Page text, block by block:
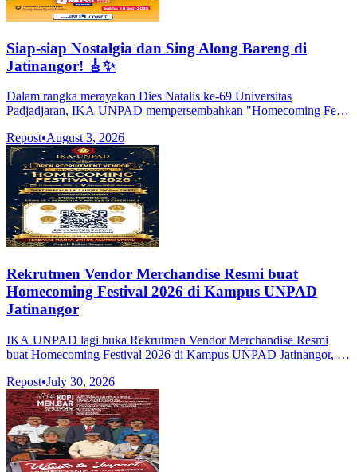
Siap-siap Nostalgia dan Sing Along Bareng di
Jatinangor! 🎸✨
Dalam rangka merayakan Dies Natalis ke-69 Universitas
Padjadjaran, IKA UNPAD mempersembahkan "Homecoming Fest:
dimeriahkan oleh jajaran mus
Repost•August 3, 2026
Rekrutmen Vendor Merchandise Resmi buat
Homecoming Festival 2026 di Kampus UNPAD
Jatinangor
IKA UNPAD lagi buka Rekrutmen Vendor Merchandise Resmi
buat Homecoming Festival 2026 di Kampus UNPAD Jatinangor, tgl
Repost•July 30, 2026